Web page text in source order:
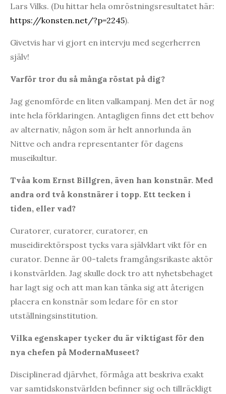
Lars Vilks. (Du hittar hela omröstningsresultatet här:
https://konsten.net/?p=2245).
Givetvis har vi gjort en intervju med segerherren
själv!
Varför tror du så många röstat på dig?
Jag genomförde en liten valkampanj. Men det är nog
inte hela förklaringen. Antagligen finns det ett behov
av alternativ, någon som är helt annorlunda än
Nittve och andra representanter för dagens
museikultur.
Tvåa kom Ernst Billgren, även han konstnär. Med
andra ord två konstnärer i topp. Ett tecken i
tiden, eller vad?
Curatorer, curatorer, curatorer, en
museidirektörspost tycks vara självklart vikt för en
curator. Denne är 00-talets framgångsrikaste aktör
i konstvärlden. Jag skulle dock tro att nyhetsbehaget
har lagt sig och att man kan tänka sig att återigen
placera en konstnär som ledare för en stor
utställningsinstitution.
Vilka egenskaper tycker du är viktigast för den
nya chefen på ModernaMuseet?
Disciplinerad djärvhet, förmåga att beskriva exakt
var samtidskonstvärlden befinner sig och tillräckligt